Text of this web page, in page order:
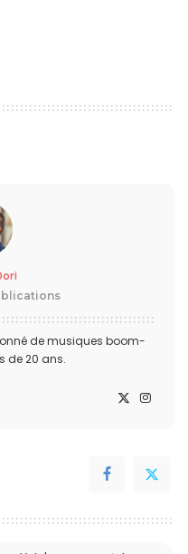
de musiques boom-
de 20 ans.